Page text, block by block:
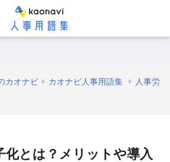
カオナビ カオナビ人事用語集
人事労
化とは？メリットや導入